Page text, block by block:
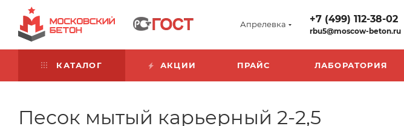
Апрелевка +7 (499) 112-38-02
rbu5@moscow-beton.ru
КАТАЛОГ АКЦИИ ПРАЙС ЛАБОРАТОРИЯ
Песок мытый карьерный 2-2,5